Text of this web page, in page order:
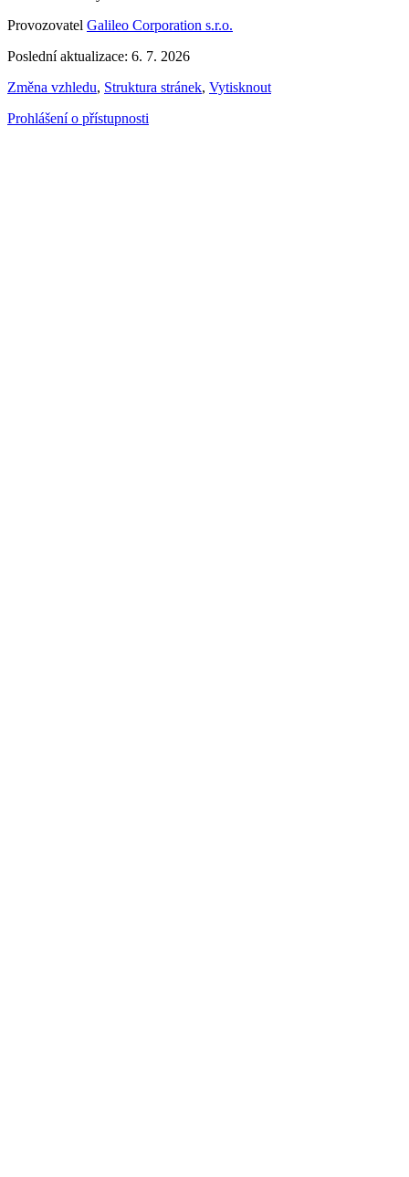
Provozovatel Galileo Corporation s.r.o.
Poslední aktualizace: 6. 7. 2026
Změna vzhledu, Struktura stránek, Vytisknout
Prohlášení o přístupnosti